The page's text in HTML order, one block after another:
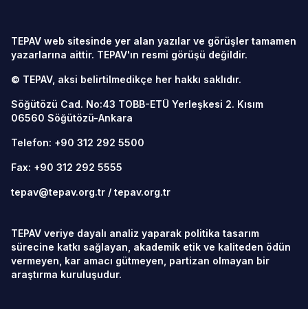
TEPAV web sitesinde yer alan yazılar ve görüşler tamamen
yazarlarına aittir. TEPAV'ın resmi görüşü değildir.
© TEPAV, aksi belirtilmedikçe her hakkı saklıdır.
Söğütözü Cad. No:43 TOBB-ETÜ Yerleşkesi 2. Kısım
06560 Söğütözü-Ankara
Telefon: +90 312 292 5500
Fax: +90 312 292 5555
tepav@tepav.org.tr / tepav.org.tr
TEPAV veriye dayalı analiz yaparak politika tasarım
sürecine katkı sağlayan, akademik etik ve kaliteden ödün
vermeyen, kar amacı gütmeyen, partizan olmayan bir
araştırma kuruluşudur.